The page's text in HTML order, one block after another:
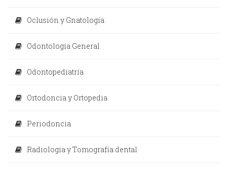
Oclusión y Gnatología
Odontología General
Odontopediatría
Ortodoncia y Ortopedia
Periodoncia
Radiologia y Tomografía dental